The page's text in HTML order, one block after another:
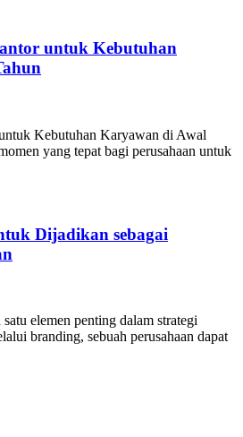
untuk Kebutuhan
Kebutuhan Karyawan di Awal
yang tepat bagi perusahaan untuk
Dijadikan sebagai
elemen penting dalam strategi
branding, sebuah perusahaan dapat